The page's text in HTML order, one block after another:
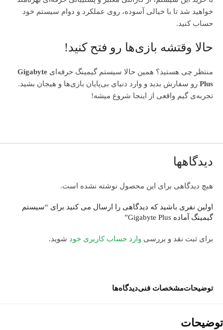
خواهید شد تا با خیالی آسوده، روی عملکرد و دوام سیستم خود
حساب کنید.
حالا وقتشه بازی‌ها رو فتح کنید!
منتظر چی هستید؟ همین حالا سیستم گیمینگ حرفه‌ای Gigabyte
Plus رو سفارش بدید و وارد دنیای بی‌پایان بازی‌ها و هیجان بشید.
تجربه‌ی گیم واقعی از اینجا شروع میشه!
دیدگاهها
هیچ دیدگاهی برای این محصول نوشته نشده است.
اولین نفری باشید که دیدگاهی را ارسال می کنید برای “سیستم
گیمینگ آماده Gigabyte Plus”
برای ثبت نقد و بررسی وارد حساب کاربری خود شوید.
توضیحاتمشخصات فنیدیدگاه‌ها
توضیحات